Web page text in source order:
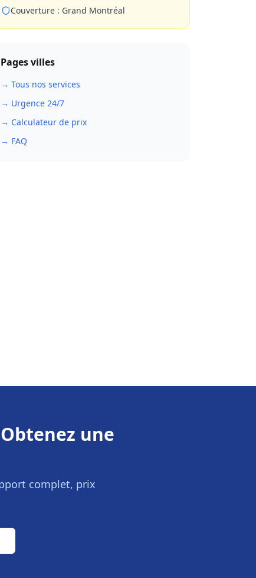
Couverture : Grand Montréal
Pages villes
→ Tous nos services
→ Urgence 24/7
→ Calculateur de prix
→ FAQ
une
complet, prix